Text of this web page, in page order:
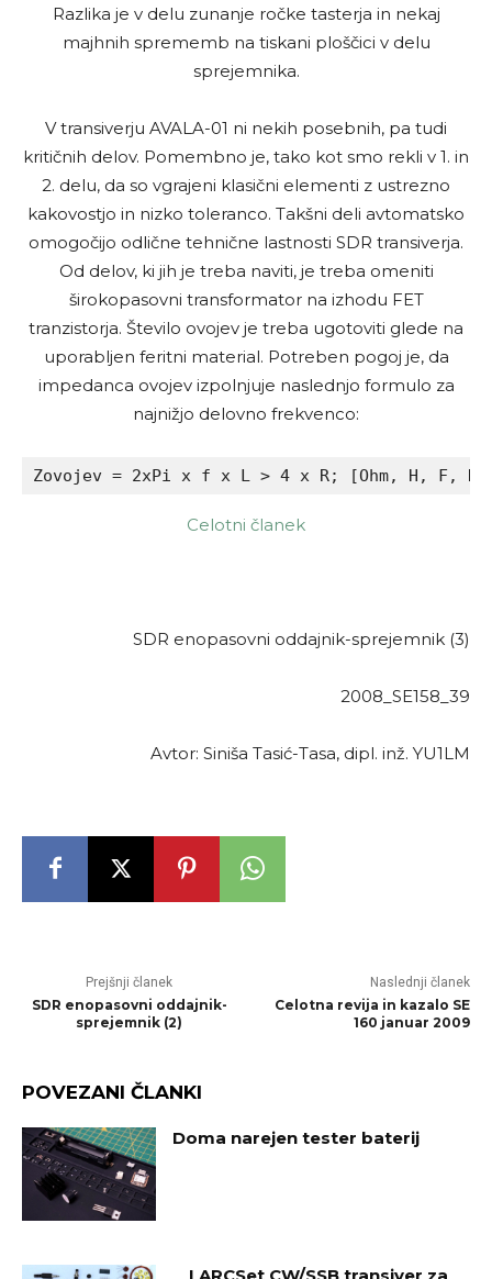
Razlika je v delu zunanje ročke tasterja in nekaj
majhnih sprememb na tiskani ploščici v delu
sprejemnika.
V transiverju AVALA-01 ni nekih posebnih, pa tudi
kritičnih delov. Pomembno je, tako kot smo rekli v 1. in
2. delu, da so vgrajeni klasični elementi z ustrezno
kakovostjo in nizko toleranco. Takšni deli avtomatsko
omogočijo odlične tehnične lastnosti SDR transiverja.
Od delov, ki jih je treba naviti, je treba omeniti
širokopasovni transformator na izhodu FET
tranzistorja. Število ovojev je treba ugotoviti glede na
uporabljen feritni material. Potreben pogoj je, da
impedanca ovojev izpolnjuje naslednjo formulo za
najnižjo delovno frekvenco:
Zovojev = 2xPi x f x L > 4 x R; [Ohm, H, F,
Celotni članek
SDR enopasovni oddajnik-sprejemnik (3)
2008_SE158_39
Avtor: Siniša Tasić-Tasa, dipl. inž. YU1LM
Prejšnji članek
SDR enopasovni oddajnik-
sprejemnik (2)
Naslednji članek
Celotna revija in kazalo SE
160 januar 2009
POVEZANI ČLANKI
Doma narejen tester baterij